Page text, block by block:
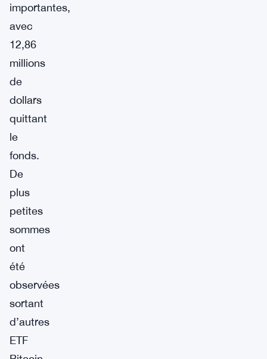
importantes,
avec
12,86
millions
de
dollars
quittant
le
fonds.
De
plus
petites
sommes
ont
été
observées
sortant
d’autres
ETF